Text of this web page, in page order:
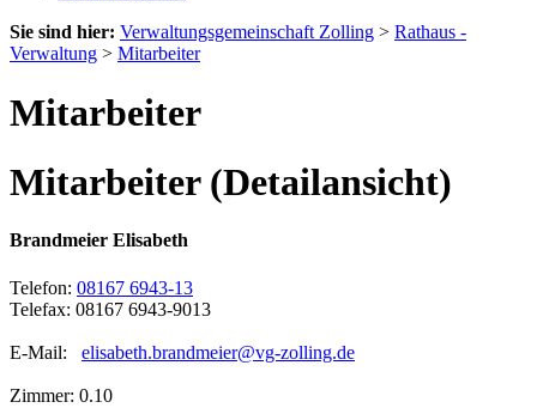
Sie sind hier: Verwaltungsgemeinschaft Zolling > Rathaus -
Verwaltung > Mitarbeiter
Mitarbeiter
Mitarbeiter (Detailansicht)
Brandmeier Elisabeth
Telefon: 08167 6943-13
Telefax: 08167 6943-9013
E-Mail: elisabeth.brandmeier@vg-zolling.de
Zimmer: 0.10